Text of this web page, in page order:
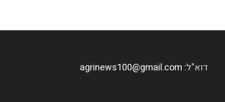
דוא"ל: agrinews100@gmail.com